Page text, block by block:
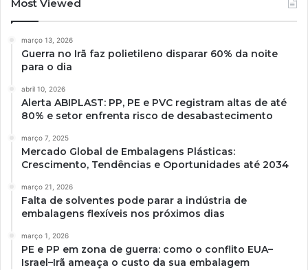
Most Viewed
março 13, 2026
Guerra no Irã faz polietileno disparar 60% da noite
para o dia
abril 10, 2026
Alerta ABIPLAST: PP, PE e PVC registram altas de até
80% e setor enfrenta risco de desabastecimento
março 7, 2025
Mercado Global de Embalagens Plásticas:
Crescimento, Tendências e Oportunidades até 2034
março 21, 2026
Falta de solventes pode parar a indústria de
embalagens flexíveis nos próximos dias
março 1, 2026
PE e PP em zona de guerra: como o conflito EUA–
Israel–Irã ameaça o custo da sua embalagem